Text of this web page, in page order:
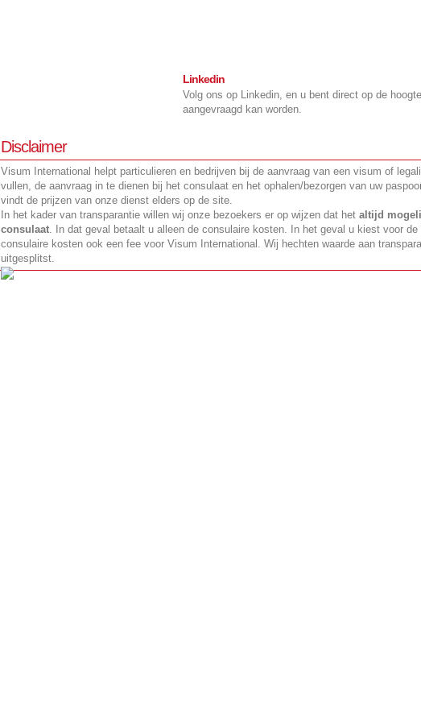
Linkedin
Volg ons op Linkedin, en u bent direct op de
aangevraagd kan worden.
Disclaimer
Visum International helpt particulieren en bedrijven bij de aanvraag van een visum of
vullen, de aanvraag in te dienen bij het consulaat en het ophalen/bezorgen van uw
vindt de prijzen van onze dienst elders op de site.
In het kader van transparantie willen wij onze bezoekers er op wijzen dat het altijd
consulaat. In dat geval betaalt u alleen de consulaire kosten. In het geval u kiest voor
consulaire kosten ook een fee voor Visum International. Wij hechten waarde aan
uitgesplitst.